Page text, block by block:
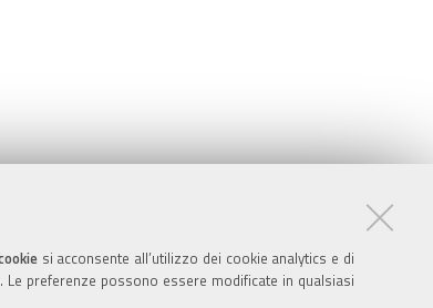
si acconsente all’utilizzo dei cookie analytics e di
preferenze possono essere modificate in qualsiasi